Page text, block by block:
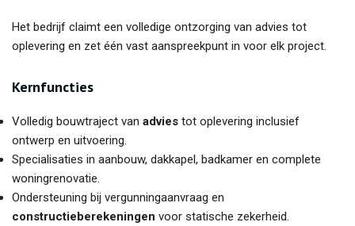
Het bedrijf claimt een volledige ontzorging van advies tot
oplevering en zet één vast aanspreekpunt in voor elk project.
Kernfuncties
Volledig bouwtraject van advies tot oplevering inclusief
ontwerp en uitvoering.
Specialisaties in aanbouw, dakkapel, badkamer en complete
woningrenovatie.
Ondersteuning bij vergunningaanvraag en
constructieberekeningen voor statische zekerheid.